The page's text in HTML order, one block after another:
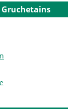
Gruchetains